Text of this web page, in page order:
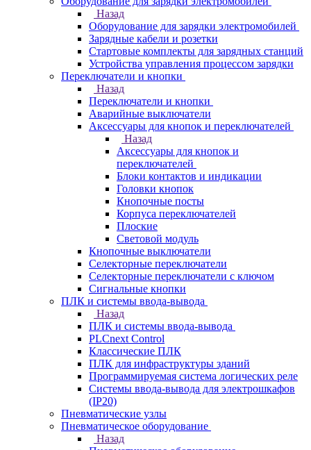
Назад
Оборудование для зарядки электромобилей
Зарядные кабели и розетки
Стартовые комплекты для зарядных станций
Устройства управления процессом зарядки
Переключатели и кнопки
Назад
Переключатели и кнопки
Аварийные выключатели
Аксессуары для кнопок и переключателей
Назад
Аксессуары для кнопок и
переключателей
Блоки контактов и индикации
Головки кнопок
Кнопочные посты
Корпуса переключателей
Плоские
Световой модуль
Кнопочные выключатели
Селекторные переключатели
Селекторные переключатели с ключом
Сигнальные кнопки
ПЛК и системы ввода-вывода
Назад
ПЛК и системы ввода-вывода
PLCnext Control
Классические ПЛК
ПЛК для инфраструктуры зданий
Программируемая система логических реле
Системы ввода-вывода для электрошкафов
(IP20)
Пневматические узлы
Пневматическое оборудование
Назад